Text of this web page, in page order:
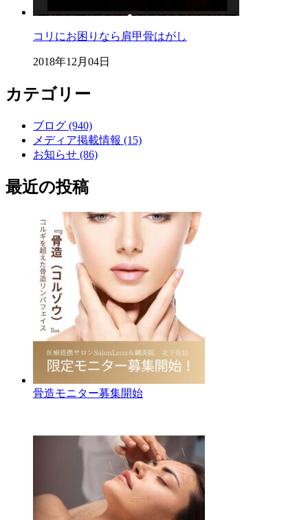
コリにお困りなら肩甲骨はがし
2018年12月04日
カテゴリー
ブログ (940)
メディア掲載情報 (15)
お知らせ (86)
最近の投稿
骨造モニター募集開始